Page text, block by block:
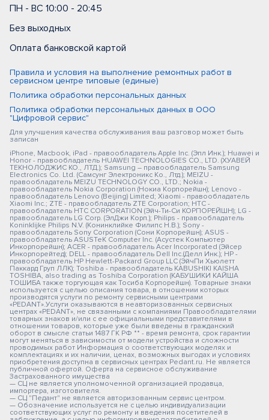
ПН - ВС 10:00 - 20:45
Без выходных
Оплата банковской картой
Правила и условия на выполнение ремонтных работ в
сервисном центре типовые (единые)
Политика обработки персональных данных
Политика обработки персональных данных в ООО
"Цифровой сервис"
Для улучшения качества обслуживания ваш разговор может быть
записан
iPhone, Macbook, iPad - правообладатель Apple Inc. (Эпл Инк.); Huawei и
Honor - правообладатель HUAWEI TECHNOLOGIES CO., LTD. (ХУАВЕЙ
ТЕКНОЛОДЖИС КО., ЛТД.); Samsung – правообладатель Samsung
Electronics Co. Ltd. (Самсунг Электроникс Ко., Лтд.); MEIZU -
правообладатель MEIZU TECHNOLOGY CO., LTD.; Nokia -
правообладатель Nokia Corporation (Нокиа Корпорейшн); Lenovo -
правообладатель Lenovo (Beijing) Limited; Xiaomi - правообладатель
Xiaomi Inc.; ZTE - правообладатель ZTE Corporation; HTC -
правообладатель HTC CORPORATION (Эйч-Ти-Си КОРПОРЕЙШН); LG -
правообладатель LG Corp. (ЭлДжи Корп.); Philips - правообладатель
Koninklijke Philips N.V. (Конинклийке Филипс Н.В.); Sony -
правообладатель Sony Corporation (Сони Корпорейшн); ASUS -
правообладатель ASUSTeK Computer Inc. (Асустек Компьютер
Инкорпорейшн); ACER - правообладатель Acer Incorporated (Эйсер
Инкорпорейтед); DELL - правообладатель Dell Inc.(Делл Инк.); HP -
правообладатель HP Hewlett-Packard Group LLC (ЭйчПи Хьюлетт
Паккард Груп ЛЛК); Toshiba - правообладатель KABUSHIKI KAISHA
TOSHIBA, also trading as Toshiba Corporation (КАБУШИКИ КАЙША
ТОШИБА также торгующая как Тосиба Корпорейшн). Товарные знаки
используется с целью описания товара, в отношении которых
производятся услуги по ремонту сервисными центрами
«PEDANT».Услуги оказываются в неавторизованных сервисных
центрах «PEDANT», не связанными с компаниями Правообладателями
товарных знаков и/или с ее официальными представителями в
отношении товаров, которые уже были введены в гражданский
оборот в смысле статьи 1487 ГК РФ ** - время ремонта, срок гарантии
могут меняться в зависимости от модели устройства и сложности
проводимых работ Информация о соответствующих моделях и
комплектациях и их наличии, ценах, возможных выгодах и условиях
приобретения доступна в сервисных центрах Pedant.ru. Не является
публичной офертой. Оферта на сервисное обслуживание
Застрахованного имущества
— СЦ не является уполномоченной организацией продавца,
импортера, изготовителя.
— СЦ "Педант" не является авторизованным сервис центром.
— Обозначение используется не с целью индивидуализации
соответствующих услуг по ремонту и введения посетителей в